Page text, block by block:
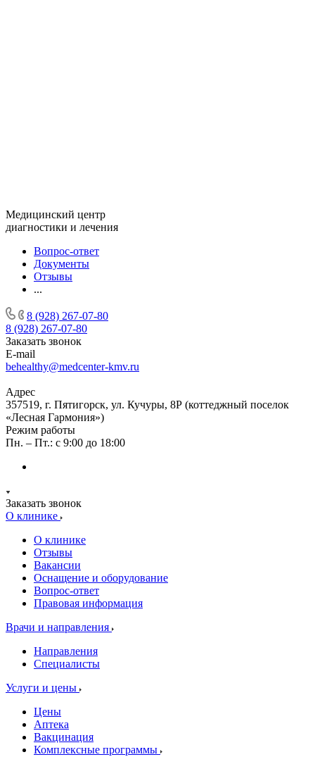
Медицинский центр
диагностики и лечения
Вопрос-ответ
Документы
Отзывы
...
8 (928) 267-07-80
8 (928) 267-07-80
Заказать звонок
E-mail
behealthy@medcenter-kmv.ru
Адрес
357519, г. Пятигорск, ул. Кучуры, 8Р (коттеджный поселок
«Лесная Гармония»)
Режим работы
Пн. – Пт.: с 9:00 до 18:00
Заказать звонок
О клинике
О клинике
Отзывы
Вакансии
Оснащение и оборудование
Вопрос-ответ
Правовая информация
Врачи и направления
Направления
Специалисты
Услуги и цены
Цены
Аптека
Вакцинация
Комплексные программы